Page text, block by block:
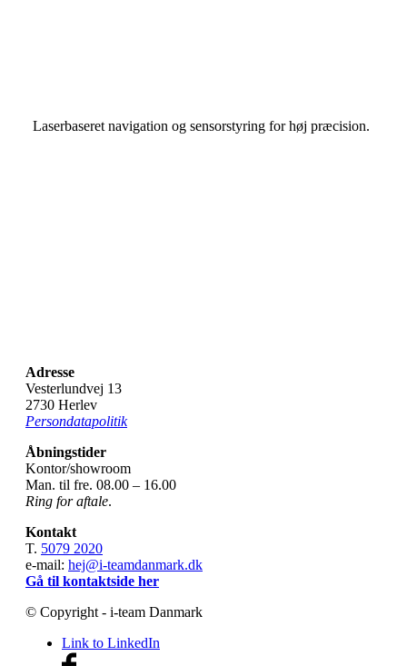
Laserbaseret navigation og sensorstyring for høj præcision.
Adresse
Vesterlundvej 13
2730 Herlev
Persondatapolitik
Åbningstider
Kontor/showroom
Man. til fre. 08.00 – 16.00
Ring for aftale.
Kontakt
T. 5079 2020
e-mail: hej@i-teamdanmark.dk
Gå til kontaktside her
© Copyright - i-team Danmark
Link to LinkedIn